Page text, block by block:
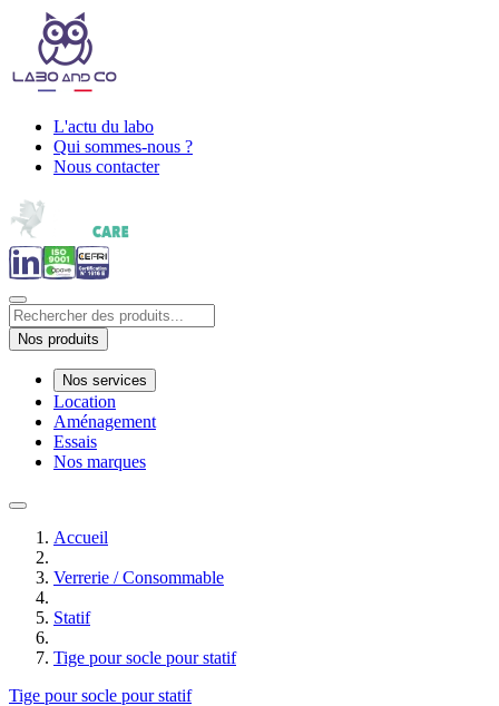
L'actu du labo
Qui sommes-nous ?
Nous contacter
Nos produits
Nos services
Location
Aménagement
Essais
Nos marques
Accueil
Verrerie / Consommable
Statif
Tige pour socle pour statif
Tige pour socle pour statif